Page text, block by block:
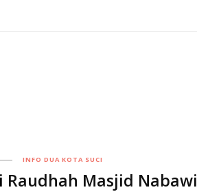
INFO DUA KOTA SUCI
Raudhah Masjid Nabawi